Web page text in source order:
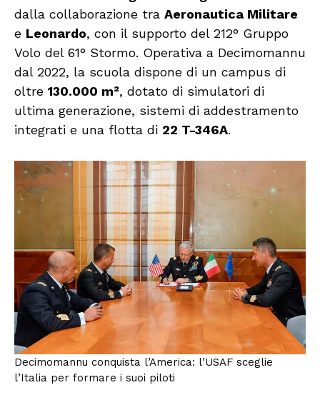
dalla collaborazione tra Aeronautica Militare
e Leonardo, con il supporto del 212° Gruppo
Volo del 61° Stormo. Operativa a Decimomannu
dal 2022, la scuola dispone di un campus di
oltre 130.000 m², dotato di simulatori di
ultima generazione, sistemi di addestramento
integrati e una flotta di 22 T-346A.
Decimomannu conquista l’America: l’USAF sceglie
l’Italia per formare i suoi piloti